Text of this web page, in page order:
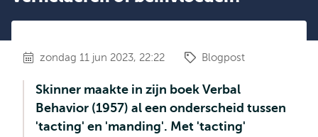
zondag 11 jun 2023, 22:22 Blogpost
Skinner maakte in zijn boek Verbal
Behavior (1957) al een onderscheid tussen
'tacting' en 'manding'. Met 'tacting'